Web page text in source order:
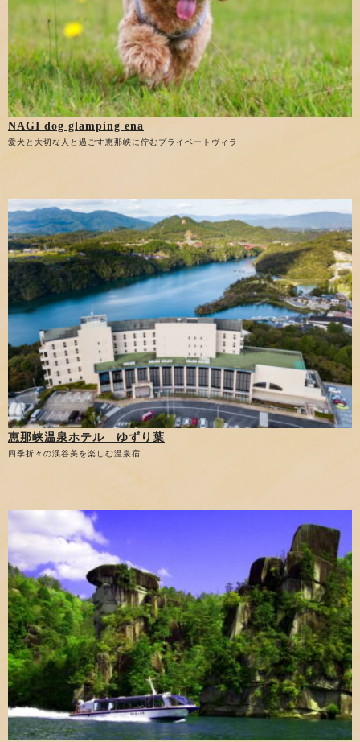
NAGI dog glamping ena
愛犬と大切な人と過ごす恵那峡に佇むプライベートヴィラ
恵那峡温泉ホテル ゆずり葉
四季折々の渓谷美を楽しむ温泉宿